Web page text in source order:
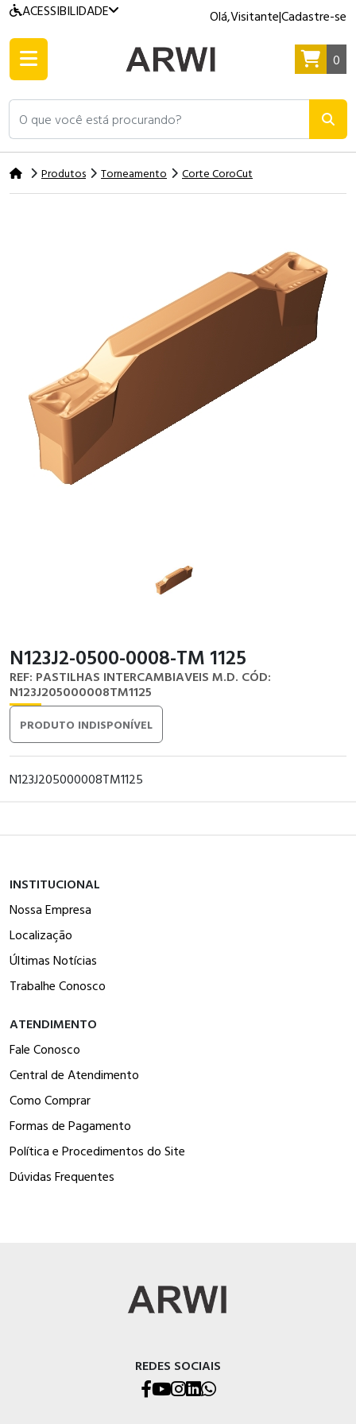
ACESSIBILIDADE Olá,Visitante|Cadastre-se
O que você está procurando?
0
Produtos Torneamento Corte CoroCut
N123J2-0500-0008-TM 1125
REF: PASTILHAS INTERCAMBIAVEIS M.D. CÓD:
N123J205000008TM1125
PRODUTO INDISPONÍVEL
N123J205000008TM1125
INSTITUCIONAL
Nossa Empresa
Localização
Últimas Notícias
Trabalhe Conosco
ATENDIMENTO
Fale Conosco
Central de Atendimento
Como Comprar
Formas de Pagamento
Política e Procedimentos do Site
Dúvidas Frequentes
REDES SOCIAIS